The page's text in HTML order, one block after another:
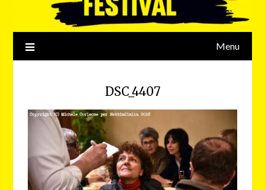
Menu
DSC_4407